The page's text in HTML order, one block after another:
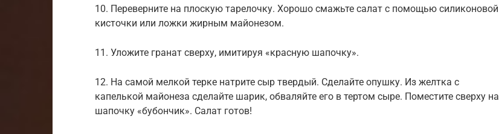
10. Переверните на плоскую тарелочку. Хорошо смажьте салат с помощью силиконовой
кисточки или ложки жирным майонезом.
11. Уложите гранат сверху, имитируя «красную шапочку».
12. На самой мелкой терке натрите сыр твердый. Сделайте опушку. Из желтка с
капелькой майонеза сделайте шарик, обваляйте его в тертом сыре. Поместите сверху на
шапочку «бубончик». Салат готов!